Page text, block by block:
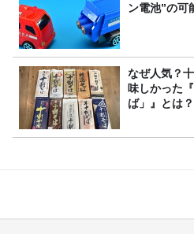
ン電池”の可
なぜ人気？
味しかった
ば」』とは